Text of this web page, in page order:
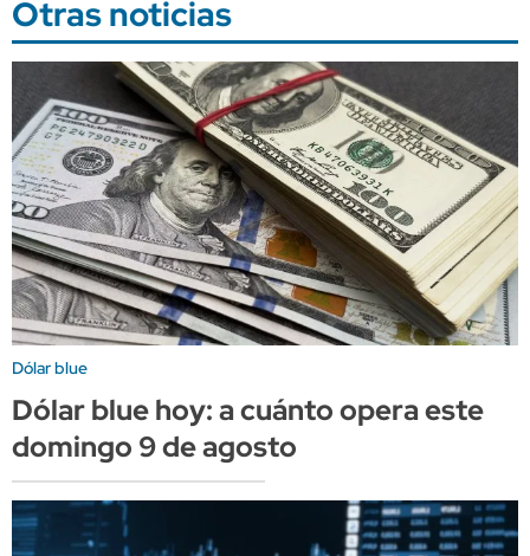
Otras noticias
Dólar blue
Dólar blue hoy: a cuánto opera este
domingo 9 de agosto